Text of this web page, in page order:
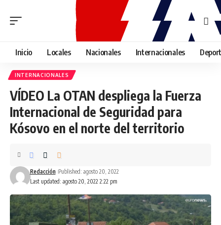
Inicio Locales Nacionales Internacionales
INTERNACIONALES
VÍDEO La OTAN despliega la Fuerza
Internacional de Seguridad para
Kósovo en el norte del territorio
Last updated: agosto 20, 2022 2:22 pm
Redacción Published: agosto 20, 2022